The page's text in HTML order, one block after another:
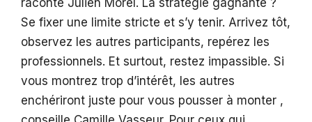
raconte Julien Morel. La stratégie gagnante ?
Se fixer une limite stricte et s’y tenir. Arrivez tôt,
observez les autres participants, repérez les
professionnels. Et surtout, restez impassible. Si
vous montrez trop d’intérêt, les autres
enchériront juste pour vous pousser à monter ,